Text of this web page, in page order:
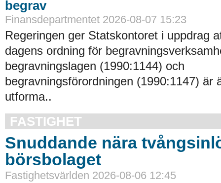
begrav
Finansdepartmentet 2026-08-07 15:23
Regeringen ger Statskontoret i uppdrag
dagens ordning för
begravningslagen (1990:1144) och
begravningsförordningen (1990:1147) är
utforma..
FASTIGHET
Snuddande nära
börsbolaget
Fastighetsvärlden 2026-08-06 12:45